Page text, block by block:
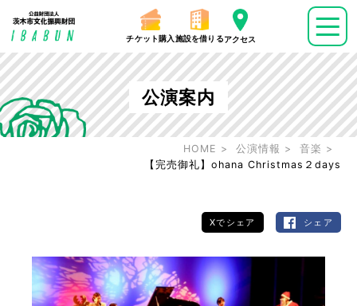
チケット購入 施設を借りるアクセス
公演案内
HOME 公演情報
音楽
【完売御礼】ohana Christmas２days
Xでシェア シェア